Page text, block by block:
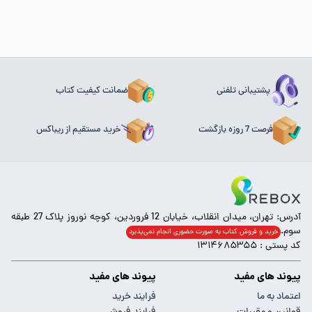
پشتیبانی تلفنی ضمانت کیفیت کتاب
فرصت 7 روزه بازگشت خرید مستقیم از ریباکس
آدرس: تهران، میدان انقلاب، خیابان 12 فروردین، کوچه نوروز پلاک 27 طبقه
سوم. خرید و فروش کتاب به صورت حضوری انجام‌ نمی‌پذیرد
کد پستی : ۱۳۱۴۶۸۵۳۵۵
پیوند های مفید
اعتماد به ما
پیوند های مفید
فرایند خرید